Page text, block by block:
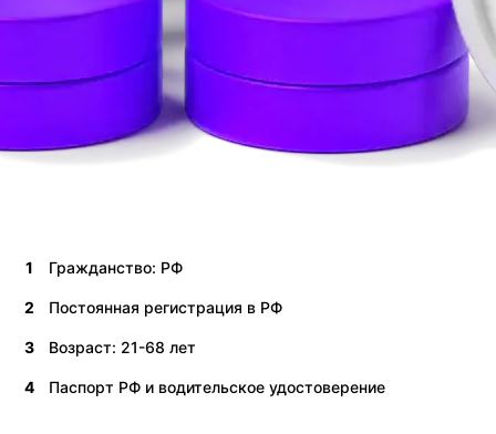
1 Гражданство: РФ
2 Постоянная регистрация в РФ
3 Возраст: 21-68 лет
4 Паспорт РФ и водительское удостоверение